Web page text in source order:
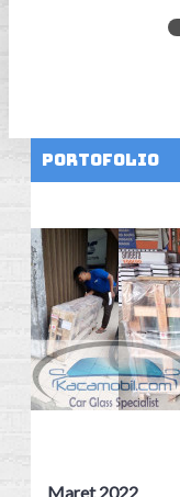
Portofolio
Maret 2022